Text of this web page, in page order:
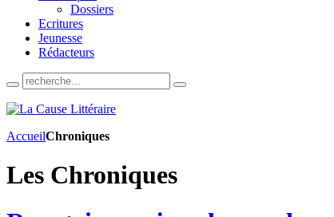
Dossiers
Ecritures
Jeunesse
Rédacteurs
AccueilChroniques
Les Chroniques